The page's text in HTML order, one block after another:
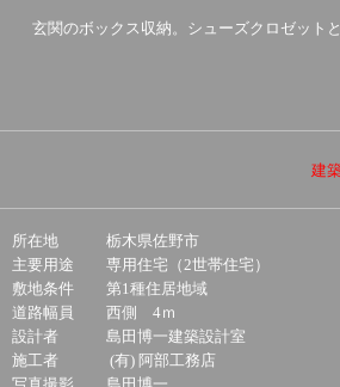
玄関のボックス収納。シューズクロゼット
建
所在地
栃木県佐野市
主要用途
専用住宅（2世帯住宅）
敷地条件
第1種住居地域
道路幅員
西側 4ｍ
設計者
島田博一建築設計室
施工者
(有) 阿部工務店